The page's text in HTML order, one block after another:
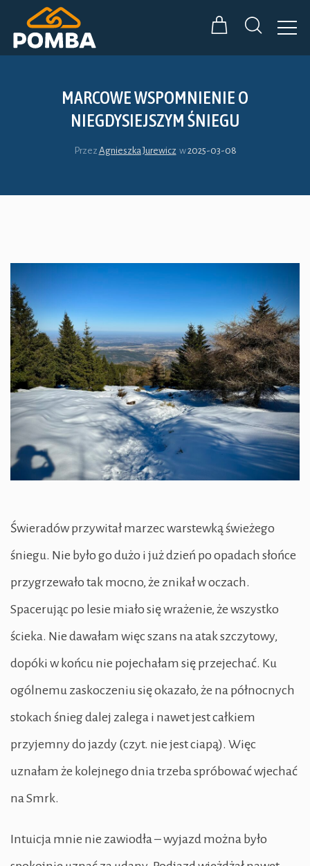
MARCOWE WSPOMNIENIE O
NIEGDYSIEJSZYM ŚNIEGU
Przez Agnieszka Jurewicz w2025-03-08
Świeradów przywitał marzec warstewką świeżego
śniegu. Nie było go dużo i już dzień po opadach słońce
przygrzewało tak mocno, że znikał w oczach.
Spacerując po lesie miało się wrażenie, że wszystko
ścieka. Nie dawałam więc szans na atak szczytowy,
dopóki w końcu nie pojechałam się przejechać. Ku
ogólnemu zaskoczeniu się okazało, że na północnych
stokach śnieg dalej zalega i nawet jest całkiem
przyjemny do jazdy (czyt. nie jest ciapą). Więc
uznałam że kolejnego dnia trzeba spróbować wjechać
na Smrk.
Intuicja mnie nie zawiodła – wyjazd można było